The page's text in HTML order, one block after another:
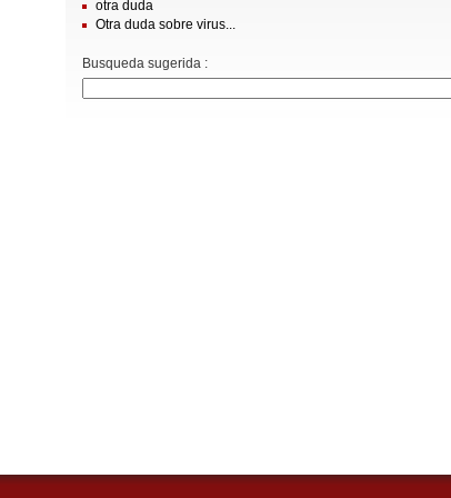
otra duda
Otra duda sobre virus...
Busqueda sugerida :